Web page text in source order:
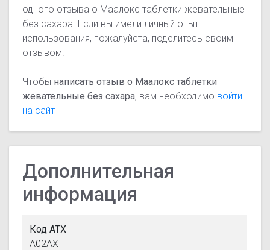
одного отзыва о Маалокс таблетки жевательные
без сахара. Если вы имели личный опыт
использования, пожалуйста, поделитесь своим
отзывом.
Чтобы написать отзыв о Маалокс таблетки
жевательные без сахара, вам необходимо войти
на сайт
Дополнительная
информация
Код АТХ
A02AX